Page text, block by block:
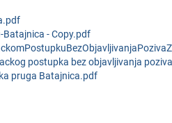
Batajnica - Copy.pdf
postupka bez objavljivanja
pruga Batajnica.pdf